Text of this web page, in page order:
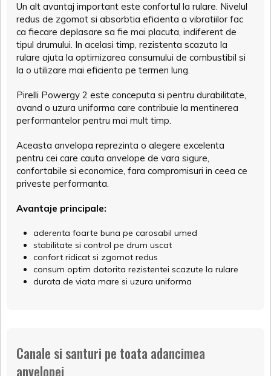
Un alt avantaj important este confortul la rulare. Nivelul
redus de zgomot si absorbtia eficienta a vibratiilor fac
ca fiecare deplasare sa fie mai placuta, indiferent de
tipul drumului. In acelasi timp, rezistenta scazuta la
rulare ajuta la optimizarea consumului de combustibil si
la o utilizare mai eficienta pe termen lung.
Pirelli Powergy 2 este conceputa si pentru durabilitate,
avand o uzura uniforma care contribuie la mentinerea
performantelor pentru mai mult timp.
Aceasta anvelopa reprezinta o alegere excelenta
pentru cei care cauta anvelope de vara sigure,
confortabile si economice, fara compromisuri in ceea ce
priveste performanta.
Avantaje principale:
aderenta foarte buna pe carosabil umed
stabilitate si control pe drum uscat
confort ridicat si zgomot redus
consum optim datorita rezistentei scazute la rulare
durata de viata mare si uzura uniforma
Canale si santuri pe toata adancimea
anvelopei